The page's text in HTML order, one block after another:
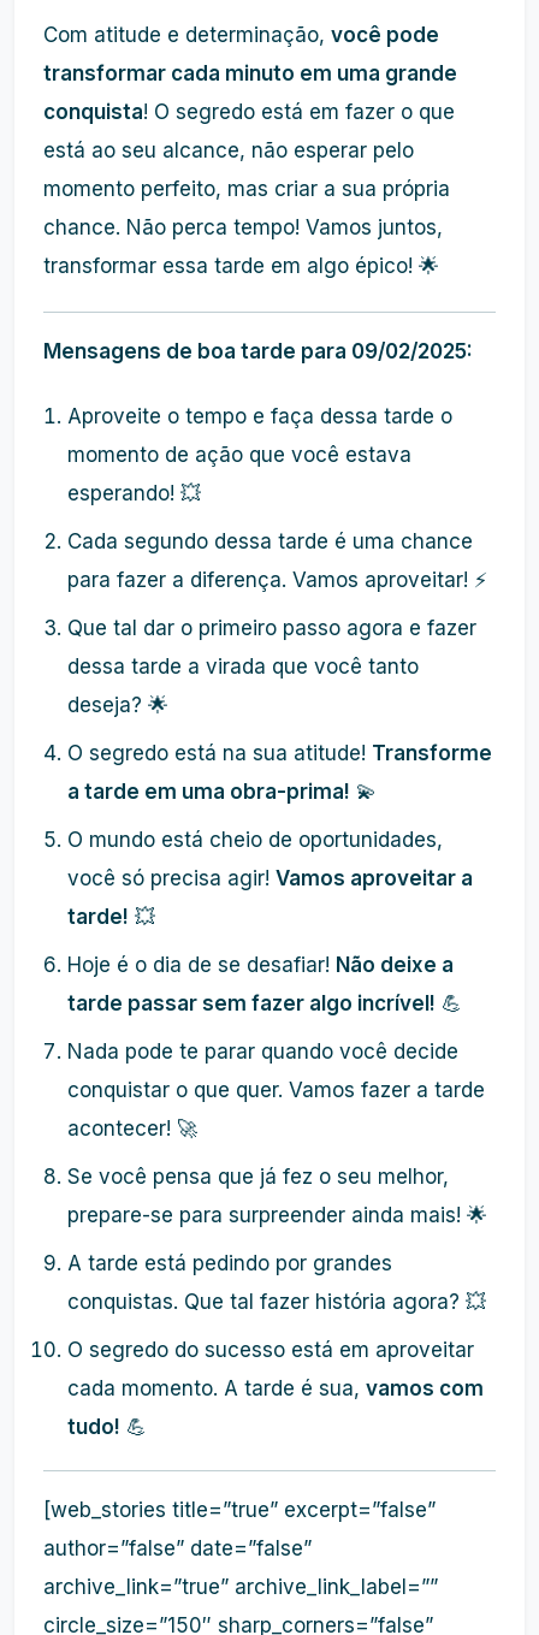
Com atitude e determinação, você pode
transformar cada minuto em uma grande
conquista! O segredo está em fazer o que
está ao seu alcance, não esperar pelo
momento perfeito, mas criar a sua própria
chance. Não perca tempo! Vamos juntos,
transformar essa tarde em algo épico! 🌟
Mensagens de boa tarde para 09/02/2025:
Aproveite o tempo e faça dessa tarde o
momento de ação que você estava
esperando! 💥
Cada segundo dessa tarde é uma chance
para fazer a diferença. Vamos aproveitar! ⚡
Que tal dar o primeiro passo agora e fazer
dessa tarde a virada que você tanto
deseja? 🌟
O segredo está na sua atitude! Transforme
a tarde em uma obra-prima! 💫
O mundo está cheio de oportunidades,
você só precisa agir! Vamos aproveitar a
tarde! 💥
Hoje é o dia de se desafiar! Não deixe a
tarde passar sem fazer algo incrível! 💪
Nada pode te parar quando você decide
conquistar o que quer. Vamos fazer a tarde
acontecer! 🚀
Se você pensa que já fez o seu melhor,
prepare-se para surpreender ainda mais! 🌟
A tarde está pedindo por grandes
conquistas. Que tal fazer história agora? 💥
O segredo do sucesso está em aproveitar
cada momento. A tarde é sua, vamos com
tudo! 💪
[web_stories title=”true” excerpt=”false”
author=”false” date=”false”
archive_link=”true” archive_link_label=””
circle_size=”150″ sharp_corners=”false”